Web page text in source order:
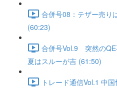
合併号08：テザー売り
(60:23)
合併号Vol.9 突然のQE
夏はスルーが吉 (61:50)
トレード通信Vol.1 中